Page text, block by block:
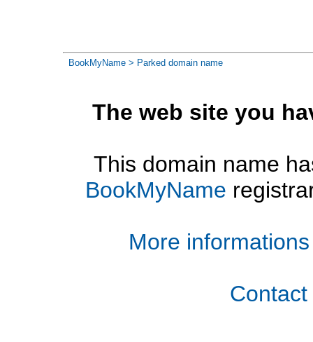
BookMyName > Parked domain name
The web site you
This domain name
BookMyName
More